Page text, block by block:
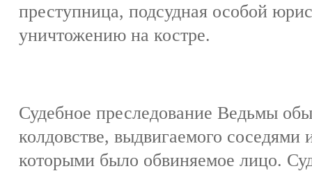
преступница, подсудная особой
уничтожению на костре.
Судебное преследование Ведьмы
колдовстве, выдвигаемого
которыми было обвиняемое лицо.